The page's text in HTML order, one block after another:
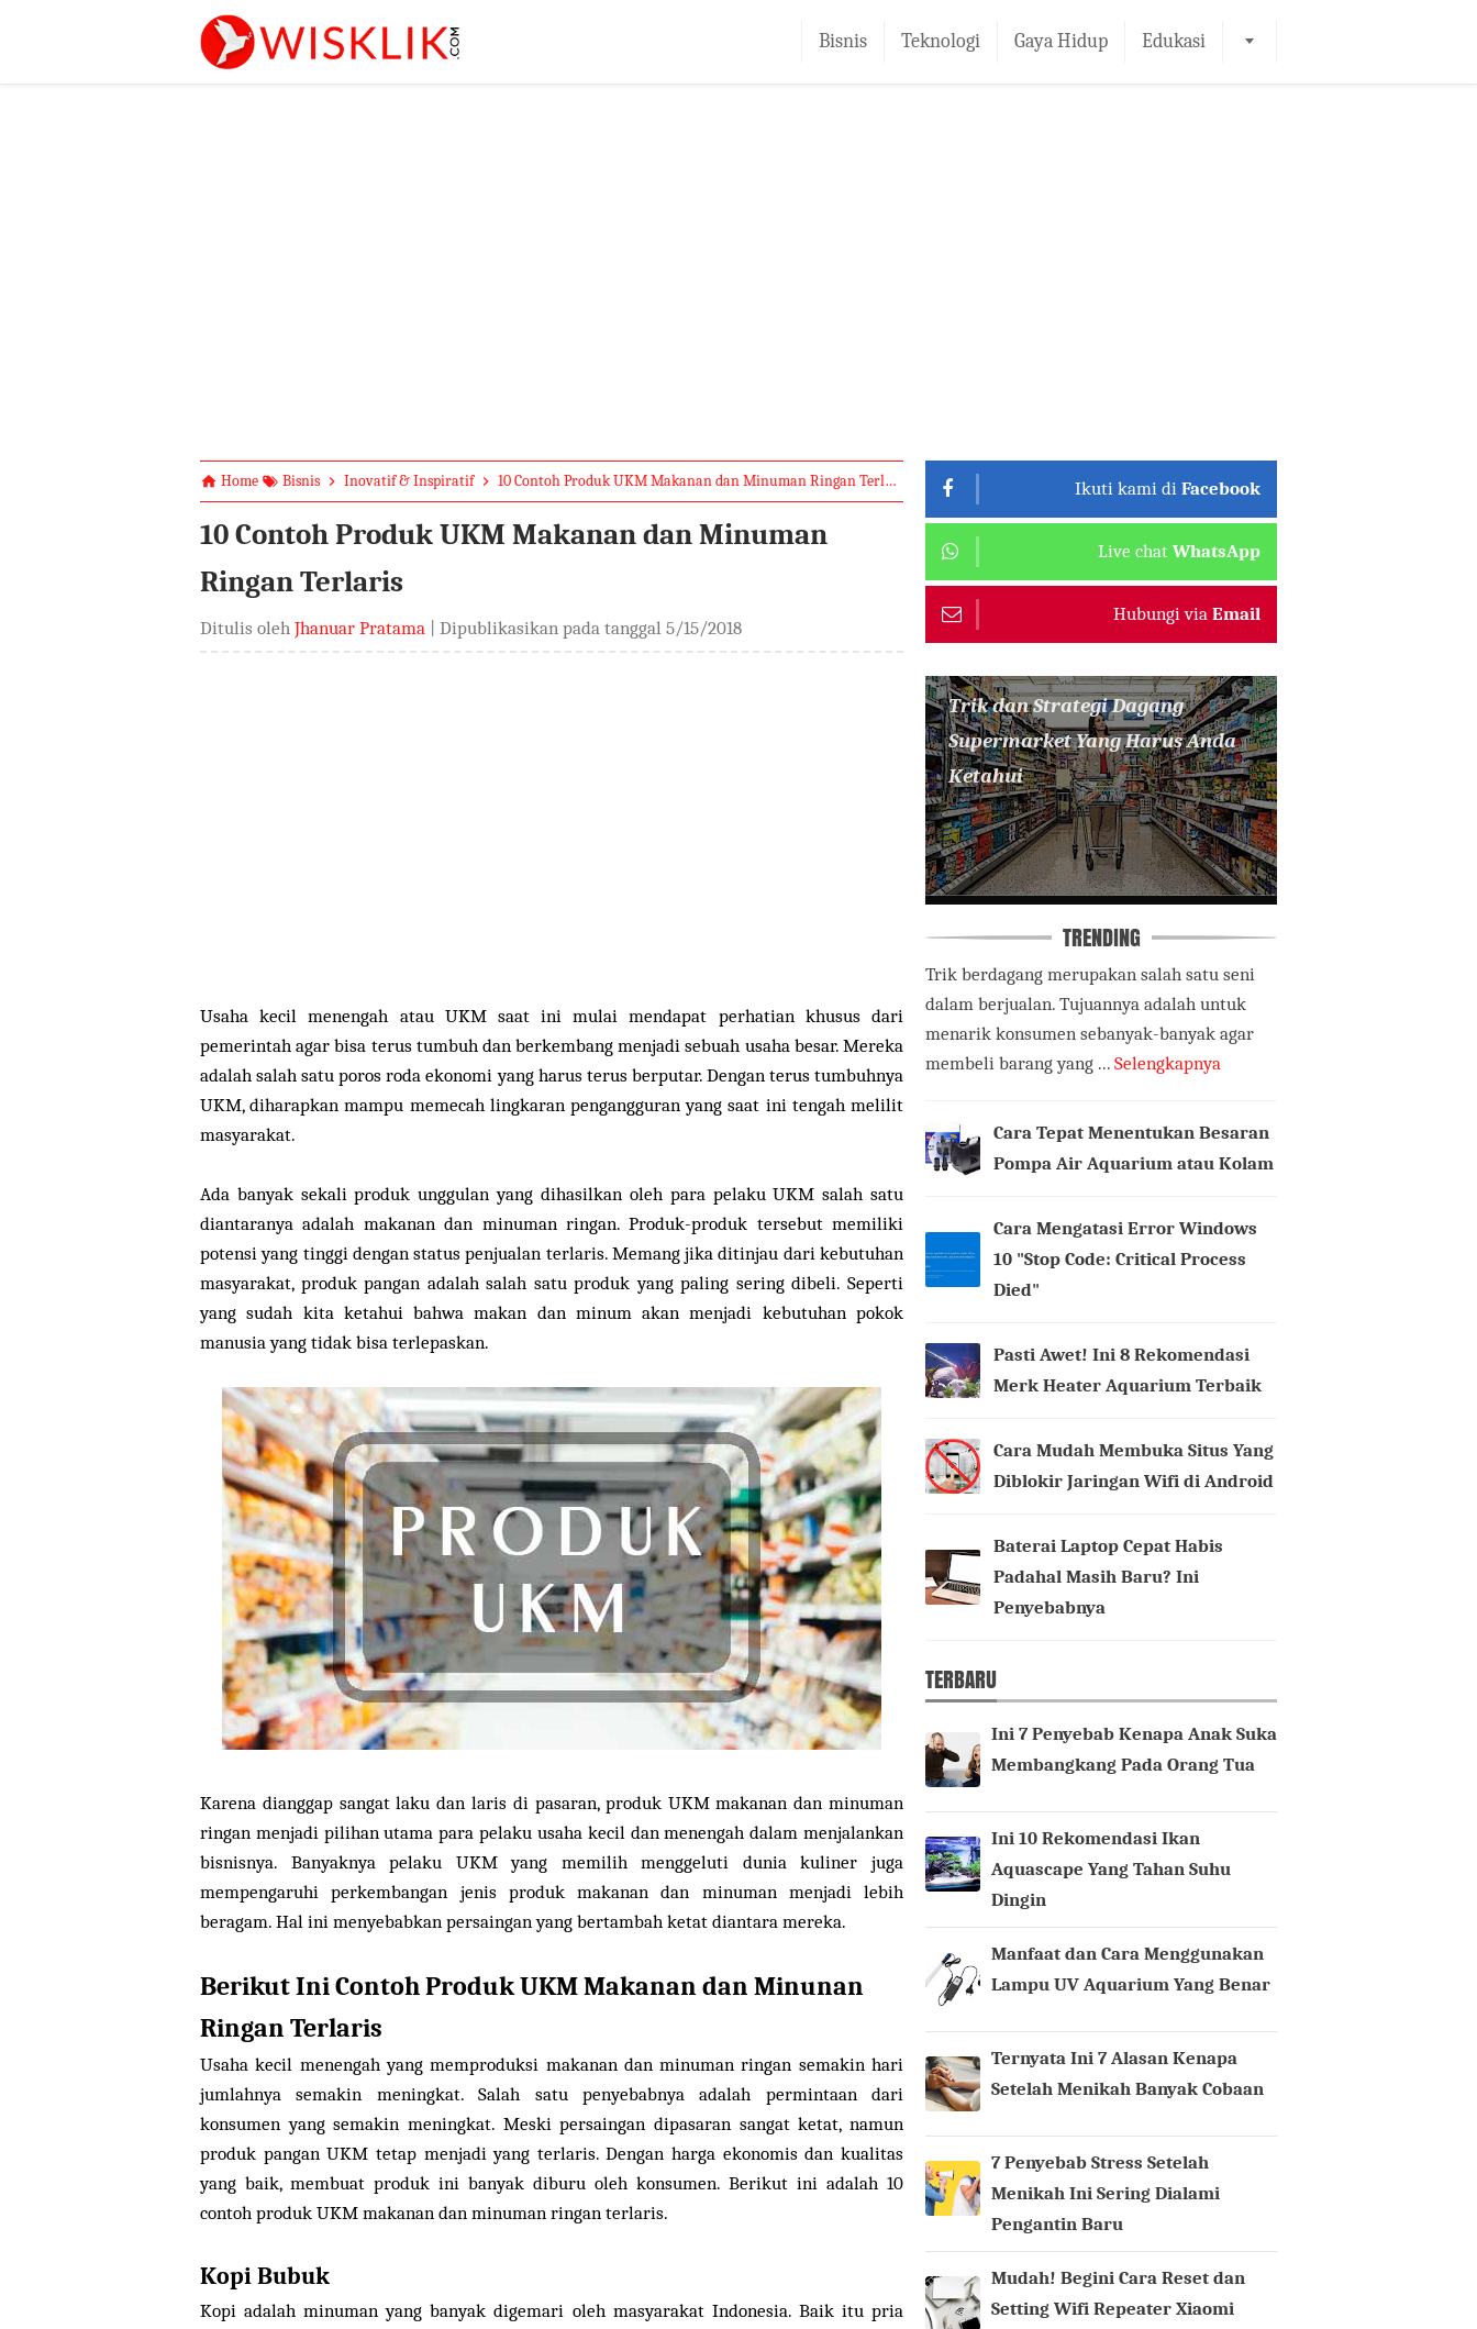
Bisnis Teknologi Gaya Hidup Edukasi
Home Bisnis Inovatif & Inspiratif 10 Contoh Produk UKM Makanan dan Minuman Ringan Terlaris
10 Contoh Produk UKM Makanan dan Minuman
Ringan Terlaris
Ditulis oleh Jhanuar Pratama | Dipublikasikan pada tanggal 5/15/2018
Usaha kecil menengah atau UKM saat ini mulai mendapat perhatian khusus dari
pemerintah agar bisa terus tumbuh dan berkembang menjadi sebuah usaha besar. Mereka
adalah salah satu poros roda ekonomi yang harus terus berputar. Dengan terus tumbuhnya
UKM, diharapkan mampu memecah lingkaran pengangguran yang saat ini tengah melilit
masyarakat.
Ada banyak sekali produk unggulan yang dihasilkan oleh para pelaku UKM salah satu
diantaranya adalah makanan dan minuman ringan. Produk-produk tersebut memiliki
potensi yang tinggi dengan status penjualan terlaris. Memang jika ditinjau dari kebutuhan
masyarakat, produk pangan adalah salah satu produk yang paling sering dibeli. Seperti
yang sudah kita ketahui bahwa makan dan minum akan menjadi kebutuhan pokok
manusia yang tidak bisa terlepaskan.
Karena dianggap sangat laku dan laris di pasaran, produk UKM makanan dan minuman
ringan menjadi pilihan utama para pelaku usaha kecil dan menengah dalam menjalankan
bisnisnya. Banyaknya pelaku UKM yang memilih menggeluti dunia kuliner juga
mempengaruhi perkembangan jenis produk makanan dan minuman menjadi lebih
beragam. Hal ini menyebabkan persaingan yang bertambah ketat diantara mereka.
Berikut Ini Contoh Produk UKM Makanan dan Minunan
Ringan Terlaris
Usaha kecil menengah yang memproduksi makanan dan minuman ringan semakin hari
jumlahnya semakin meningkat. Salah satu penyebabnya adalah permintaan dari
konsumen yang semakin meningkat. Meski persaingan dipasaran sangat ketat, namun
produk pangan UKM tetap menjadi yang terlaris. Dengan harga ekonomis dan kualitas
yang baik, membuat produk ini banyak diburu oleh konsumen. Berikut ini adalah 10
contoh produk UKM makanan dan minuman ringan terlaris.
Kopi Bubuk
Kopi adalah minuman yang banyak digemari oleh masyarakat Indonesia. Baik itu pria
Ikuti kami di Facebook
Live chat WhatsApp
Hubungi via Email
Trik dan Strategi Dagang
Supermarket Yang Harus Anda
Ketahui
TRENDING
Trik berdagang merupakan salah satu seni
dalam berjualan. Tujuannya adalah untuk
menarik konsumen sebanyak-banyak agar
membeli barang yang ... Selengkapnya
Cara Tepat Menentukan Besaran
Pompa Air Aquarium atau Kolam
Cara Mengatasi Error Windows
10 "Stop Code: Critical Process
Died"
Pasti Awet! Ini 8 Rekomendasi
Merk Heater Aquarium Terbaik
Cara Mudah Membuka Situs Yang
Diblokir Jaringan Wifi di Android
Baterai Laptop Cepat Habis
Padahal Masih Baru? Ini
Penyebabnya
TERBARU
Ini 7 Penyebab Kenapa Anak Suka
Membangkang Pada Orang Tua
Ini 10 Rekomendasi Ikan
Aquascape Yang Tahan Suhu
Dingin
Manfaat dan Cara Menggunakan
Lampu UV Aquarium Yang Benar
Ternyata Ini 7 Alasan Kenapa
Setelah Menikah Banyak Cobaan
7 Penyebab Stress Setelah
Menikah Ini Sering Dialami
Pengantin Baru
Mudah! Begini Cara Reset dan
Setting Wifi Repeater Xiaomi